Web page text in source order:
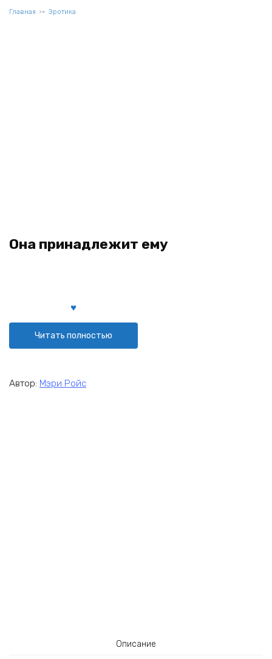
Главная Эротика
Она принадлежит ему
Читать полностью
Автор: Мэри Ройс
Описание